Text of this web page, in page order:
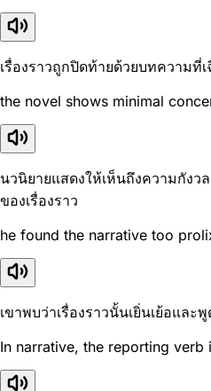
เรื่องราวถูกปิดท้ายด้วยบทความที่
the novel shows minimal
นวนิยายแสดงให้เห็นถึงความกังว
ของเรื่องราว
he found the narrative too
เขาพบว่าเรื่องราวนั้นเยิ่นเย้อและ
In narrative, the reporting verb